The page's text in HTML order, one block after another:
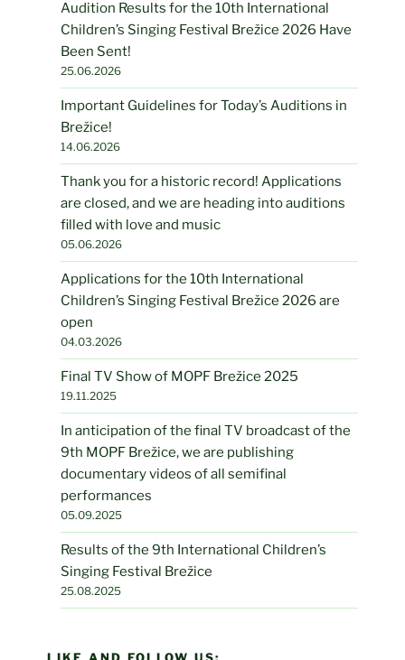
Audition Results for the 10th International
Children’s Singing Festival Brežice 2026 Have
Been Sent!
25.06.2026
Important Guidelines for Today’s Auditions in
Brežice!
14.06.2026
Thank you for a historic record! Applications
are closed, and we are heading into auditions
filled with love and music
05.06.2026
Applications for the 10th International
Children’s Singing Festival Brežice 2026 are
open
04.03.2026
Final TV Show of MOPF Brežice 2025
19.11.2025
In anticipation of the final TV broadcast of the
9th MOPF Brežice, we are publishing
documentary videos of all semifinal
performances
05.09.2025
Results of the 9th International Children’s
Singing Festival Brežice
25.08.2025
LIKE AND FOLLOW US: